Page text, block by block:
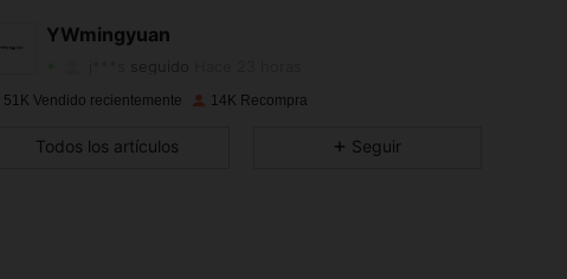
YWmingyuan
4,93
4,93
51K Vendido recientemente 14K Recompra
Todos los artículos Seguir